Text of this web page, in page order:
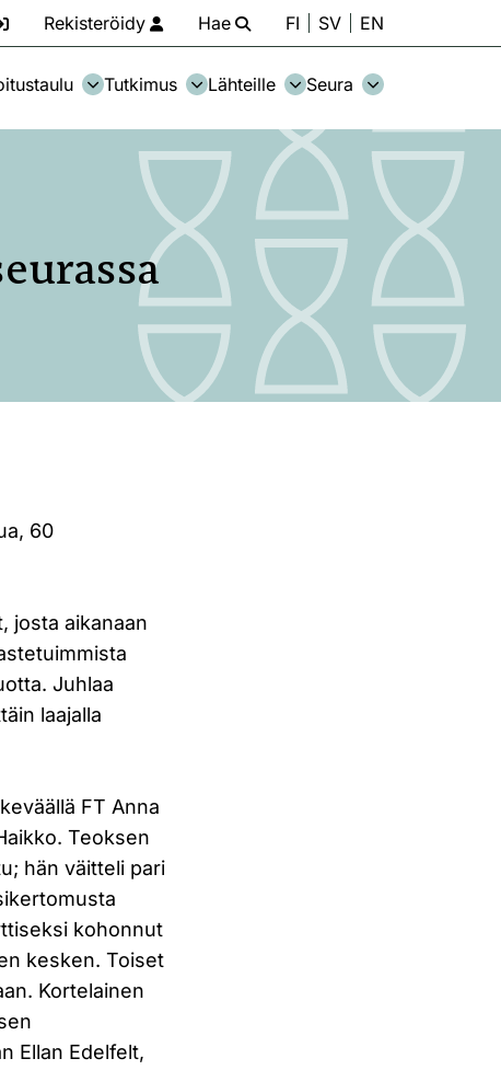
Rekisteröidy Hae FI SV EN
Tutkimus Lähteille Seura
60
josta aikanaan
Juhlaa
laajalla
FT Anna
Teoksen
hän väitteli pari
kohonnut
kesken. Toiset
Kortelainen
Ellan Edelfelt,